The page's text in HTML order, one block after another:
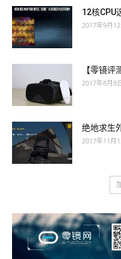
12核CPU
2017年9月12
【零镜评
2017年8月8
绝地求生
2017年11月